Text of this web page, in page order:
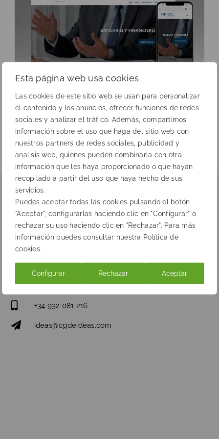
Esta página web usa cookies
Las cookies de este sitio web se usan para personalizar
el contenido y los anuncios, ofrecer funciones de redes
sociales y analizar el tráfico. Además, compartimos
información sobre el uso que haga del sitio web con
nuestros partners de redes sociales, publicidad y
analisis web, quienes pueden combinarla con otra
información que les haya proporcionado o que hayan
recopilado a partir del uso que haya hecho de sus
servicios.
Puedes aceptar todas las cookies pulsando el botón
"Aceptar", configurarlas haciendo clic en "Configurar" o
rechazar su uso haciendo clic en "Rechazar". Para más
información puedes consultar nuestra Política de
cookies.
Configurar Rechazar Aceptar
Anterior Siguiente
Passeig Sant Joan 162 local
08037 Barcelona
+34 932 081 216
ideas@cgdeideas.com